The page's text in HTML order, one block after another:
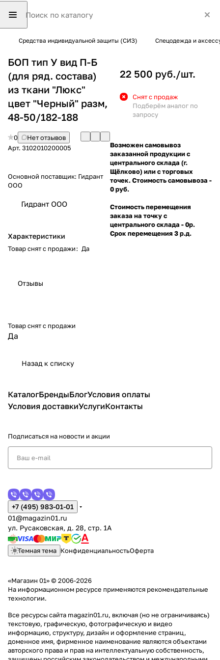
Средства индивидуальной защиты (СИЗ) Спецодежда и
БОП тип У вид П-Б
(для ряд. состава)
из ткани "Люкс"
цвет "Черный" разм,
48-50/182-188
0
Нет отзывов
Арт. 3102010200005
Основной поставщик: Гидрант
ООО
Гидрант ООО
Характеристики
Товар снят с продажи: Да
22 500 руб./шт.
Снят с продаж
Подберём аналог по
запросу
Возможен самовывоз
заказанной продукции с
центрального склада (г.
Щёлково) или с торговых
точек. Стоимость самовывоза -
0 руб.
Стоимость перемещения
заказа на точку с
центрального склада - 0р.
Срок перемещения 3 р.д.
Отзывы
Товар снят с продажи
Да
Назад к списку
КаталогБрендыБлогУсловия оплаты
Условия доставкиУслугиКонтакты
Подписаться на новости и акции
+7 (495) 983-01-01
01@magazin01.ru
ул. Русаковская, д. 28, стр. 1А
Темная тема КонфиденциальностьОферта
«Магазин 01» © 2006-2026
На информационном ресурсе применяются рекомендательные
технологии.
Все ресурсы сайта magazin01.ru, включая (но не ограничиваясь)
текстовую, графическую, фотографическую и видео
информацию, структуру, дизайн и оформление страниц,
доменное имя, фирменное наименование являются объектами
авторского права и прав на интеллектуальную собственность,